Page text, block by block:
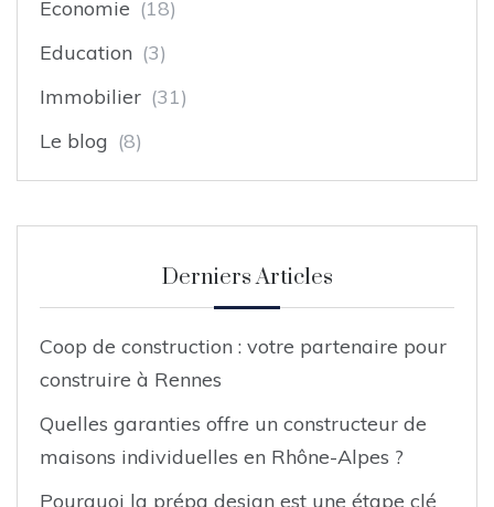
Economie (18)
Education (3)
Immobilier (31)
Le blog (8)
Derniers Articles
Coop de construction : votre partenaire pour
construire à Rennes
Quelles garanties offre un constructeur de
maisons individuelles en Rhône-Alpes ?
Pourquoi la prépa design est une étape clé